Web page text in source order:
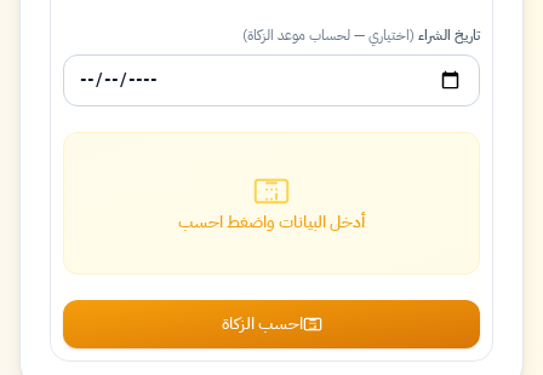
تاريخ الشراء (اختياري — لحساب موعد الزكاة)
أدخل البيانات واضغط احسب
احسب الزكاة